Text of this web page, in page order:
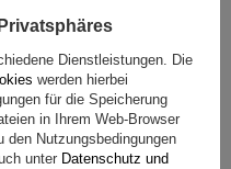
Dienstleistungen. Die
werden hierbei
für die Speicherung
in Ihrem Web-Browser
den Nutzungsbedingungen
unter Datenschutz und